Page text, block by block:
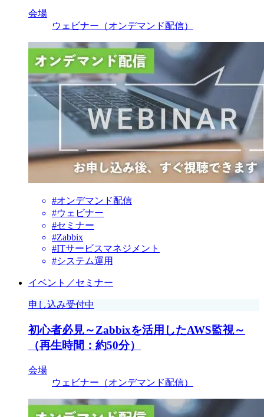
会場
ウェビナー（オンデマンド配信）
#オンデマンド配信
#ウェビナー
#セミナー
#Zabbix
#ITサービスマネジメント
#システム運用
イベント／セミナー
申し込み受付中
初心者必見～Zabbixを活用したAWS監視～
（再生時間：約50分）
会場
ウェビナー（オンデマンド配信）